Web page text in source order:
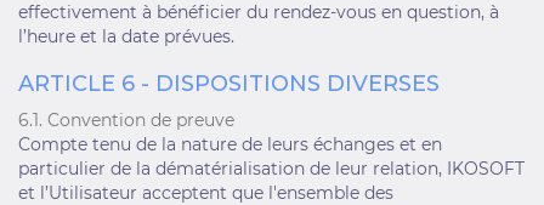
effectivement à bénéficier du rendez-vous en question, à
l’heure et la date prévues.
ARTICLE 6 - DISPOSITIONS DIVERSES
6.1. Convention de preuve
Compte tenu de la nature de leurs échanges et en
particulier de la dématérialisation de leur relation, IKOSOFT
et l’Utilisateur acceptent que l'ensemble des